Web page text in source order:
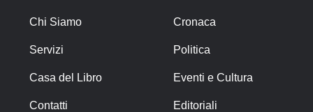
Chi Siamo
Servizi
Casa del Libro
Contatti
Cronaca
Politica
Eventi e Cultura
Editoriali